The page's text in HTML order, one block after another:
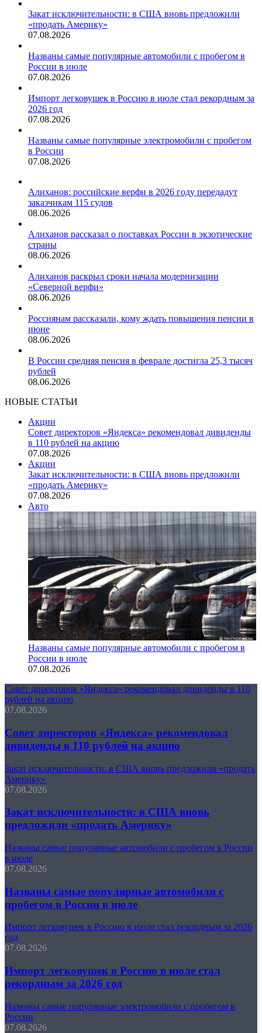
Закат исключительности: в США вновь предложили
«продать Америку»
07.08.2026
Названы самые популярные автомобили с пробегом в
России в июле
07.08.2026
Импорт легковушек в Россию в июле стал рекордным за
2026 год
07.08.2026
Названы самые популярные электромобили с пробегом
в России
07.08.2026
Алиханов: российские верфи в 2026 году передадут
заказчикам 115 судов
08.06.2026
Алиханов рассказал о поставках России в экзотические
страны
08.06.2026
Алиханов раскрыл сроки начала модернизации
«Северной верфи»
08.06.2026
Россиянам рассказали, кому ждать повышения пенсии в
июне
08.06.2026
В России средняя пенсия в феврале достигла 25,3 тысяч
рублей
08.06.2026
НОВЫЕ СТАТЬИ
Акции
Совет директоров «Яндекса» рекомендовал дивиденды
в 110 рублей на акцию
07.08.2026
Акции
Закат исключительности: в США вновь предложили
«продать Америку»
07.08.2026
Авто
Названы самые популярные автомобили с пробегом в
России в июле
07.08.2026
Совет директоров «Яндекса» рекомендовал дивиденды в 110
рублей на акцию
07.08.2026
Совет директоров «Яндекса» рекомендовал
дивиденды в 110 рублей на акцию
Закат исключительности: в США вновь предложили «продать
Америку»
07.08.2026
Закат исключительности: в США вновь
предложили «продать Америку»
Названы самые популярные автомобили с пробегом в России
в июле
07.08.2026
Названы самые популярные автомобили с
пробегом в России в июле
Импорт легковушек в Россию в июле стал рекордным за 2026
год
07.08.2026
Импорт легковушек в Россию в июле стал
рекордным за 2026 год
Названы самые популярные электромобили с пробегом в
России
07.08.2026